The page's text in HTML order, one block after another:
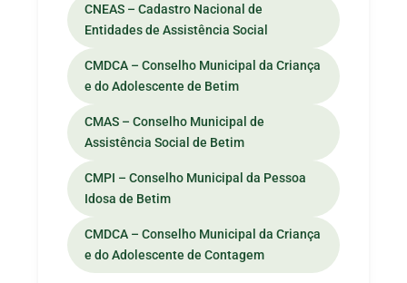
CNEAS – Cadastro Nacional de
Entidades de Assistência Social
CMDCA – Conselho Municipal da Criança
e do Adolescente de Betim
CMAS – Conselho Municipal de
Assistência Social de Betim
CMPI – Conselho Municipal da Pessoa
Idosa de Betim
CMDCA – Conselho Municipal da Criança
e do Adolescente de Contagem